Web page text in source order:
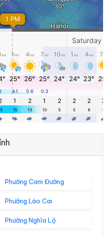
Phường Cam Đường
Phường Lào Cai
Phường Nghĩa Lộ